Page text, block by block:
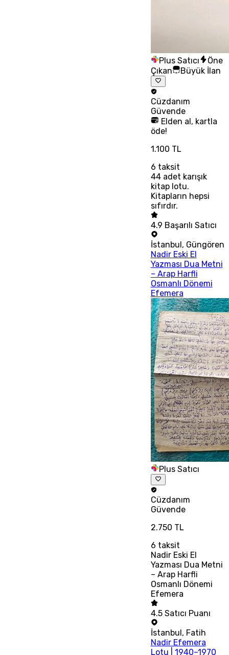
Plus Satıcı
Öne
Çıkan
Büyük İlan
Cüzdanım
Güvende
Elden al, kartla
öde!
1.100 TL
6 taksit
44 adet karışık
kitap lotu.
Kitapların hepsi
sıfırdır.
4.9 Başarılı Satıcı
İstanbul, Güngören
Nadir Eski El
Yazması Dua Metni
– Arap Harfli
Osmanlı Dönemi
Efemera
Plus Satıcı
Cüzdanım
Güvende
2.750 TL
6 taksit
Nadir Eski El
Yazması Dua Metni
– Arap Harfli
Osmanlı Dönemi
Efemera
4.5 Satıcı Puanı
İstanbul , Fatih
Nadir Efemera
Lotu | 1940–1970